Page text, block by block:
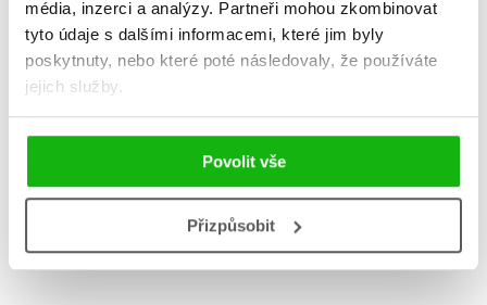
média, inzerci a analýzy. Partneři mohou zkombinovat
tyto údaje s dalšími informacemi, které jim byly
poskytnuty, nebo které poté následovaly, že používáte
jejich služby.
Povolit vše
Přizpůsobit
hodnoty.
Číst více
Ceny zmocenkyně vlády pro lidská práva